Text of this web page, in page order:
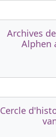
Archives
Alphen
Cercle